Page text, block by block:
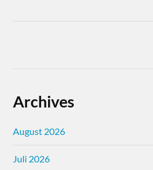
Archives
August 2026
Juli 2026